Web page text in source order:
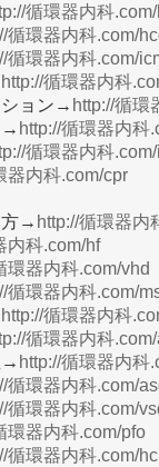
循環器内科
循環器内科.com/
循環器内科.com/
http://循環器内科
ション→ http://循環
→ http://循環器内科
循環器内科
器内科.com/cpr
方→ http://循環器内
内科.com/hf
環器内科.com/vhd
循環器内科.com/
http://循環器内科
循環器内科
→ http://循環器内科
循環器内科.com/
循環器内科.com/
環器内科.com/pfo
循環器内科.com/